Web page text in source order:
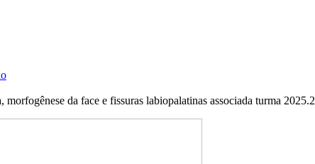
da face e fissuras labiopalatinas associada turma 2025.2